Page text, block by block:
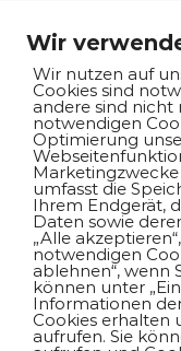
Kontakt
Impressum
Datenschutz
Auswahl
BMW X5
Wir
Wir nutzen auf
Cookies sind
andere sind
notwendigen
Optimierung
umfasst die
Ihrem Endgerät,
Daten sowie
„Alle
notwendigen
ablehnen“, wenn
können unter
Informationen
Cookies erhalten
aufrufen. Sie